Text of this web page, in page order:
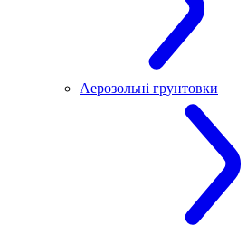
Аерозольні грунтовки